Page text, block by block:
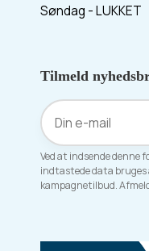
Søndag - LUKKET
Tilmeld
Ved at indsende denne
indtastede data bruges
kampagnetilbud.